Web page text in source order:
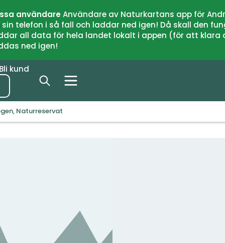
användareAnvändare av Naturkartans app för
telefon i så fall och laddar ned igen! Då skall den
all data för hela landet lokalt i appen (för att
ned igen!
Bli kund
Naturreservat